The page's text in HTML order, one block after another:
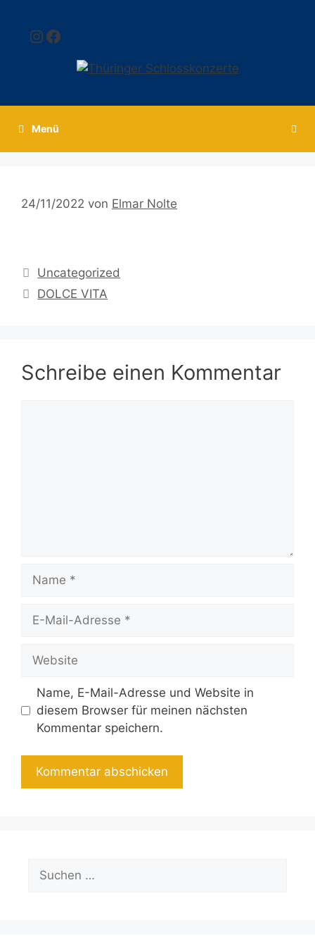
springenInstagram
Facebook
Menü
24/11/2022 von Elmar Nolte
Kategorien
Uncategorized
DOLCE VITA
Schreibe einen Kommentar
Name
Website
Name, E-Mail-Adresse und Website in
diesem Browser für meinen nächsten
Kommentar speichern.
nach: